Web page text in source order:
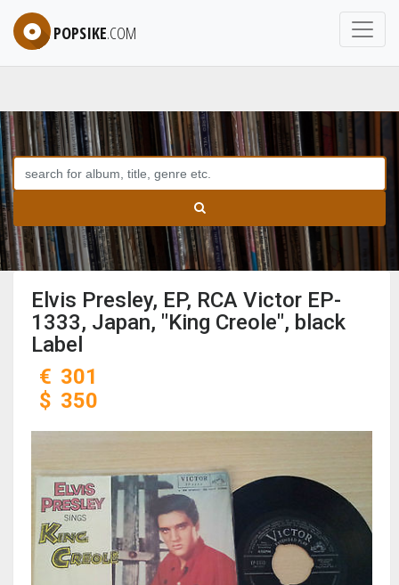
POPSIKE.COM
Elvis Presley, EP, RCA Victor EP-
1333, Japan, "King Creole", black
Label
€ 301
$ 350